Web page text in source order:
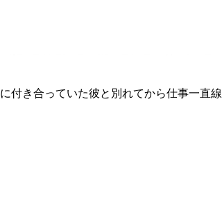
付き合っていた彼と別れてから仕事一直